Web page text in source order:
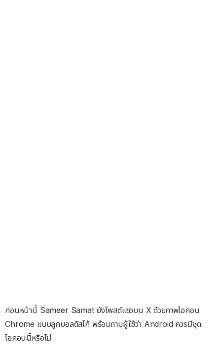
ก่อนหน้านี้ Sameer Samat ยังโพสต์แซวบน X ด้วยภาพไอคอน
Chrome แบบลูกบอลดิสโก้ พร้อมถามผู้ใช้ว่า Android ควรมีชุด
ไอคอนนี้หรือไม่